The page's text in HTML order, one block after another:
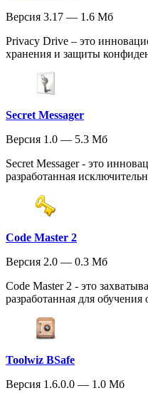
Версия 3.17 — 1.6 Мб
Privacy Drive – это
хранения и защиты
Secret Messager
Версия 1.0 — 5.3 Мб
Secret Messager - это
разработанная
Code Master 2
Версия 2.0 — 0.3 Мб
Code Master 2 - это
разработанная для
Toolwiz BSafe
Версия 1.6.0.0 — 1.0 Мб